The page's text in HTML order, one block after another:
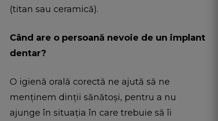
(titan sau ceramică).
Când are o persoană nevoie de un implant
dentar?
O igienă orală corectă ne ajută să ne
menținem dinții sănătoși, pentru a nu
ajunge în situația în care trebuie să îi